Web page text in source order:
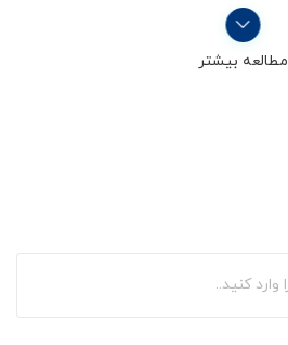
مطالعه بیشتر